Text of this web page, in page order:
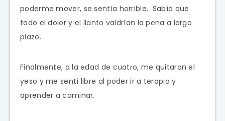
poderme mover, se sentía horrible. Sabía que
todo el dolor y el llanto valdrían la pena a largo
plazo.
Finalmente, a la edad de cuatro, me quitaron el
yeso y me sentí libre al poder ir a terapia y
aprender a caminar.